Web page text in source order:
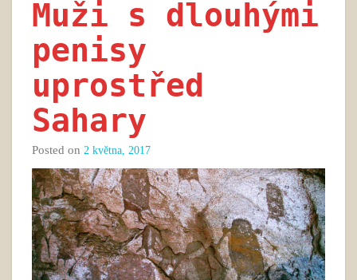
Muži s dlouhými
penisy
uprostřed
Sahary
Posted on 2 května, 2017